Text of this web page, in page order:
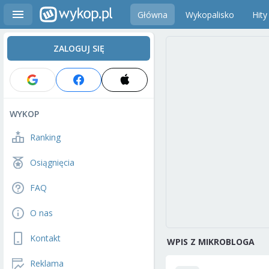
Główna Wykopalisko Hity
ZALOGUJ SIĘ
WYKOP
Ranking
Osiągnięcia
FAQ
O nas
Kontakt
Reklama
WPIS Z MIKROBLOGA